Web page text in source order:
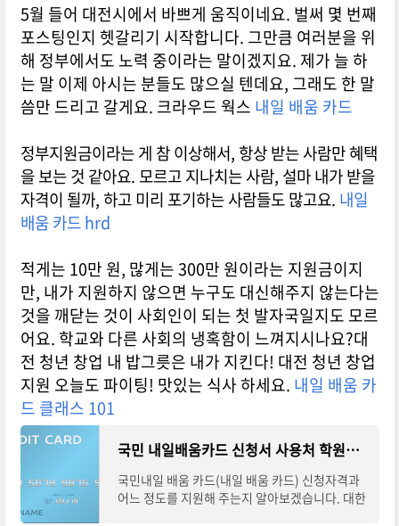
5월 들어 대전시에서 바쁘게 움직이네요. 벌써 몇 번째
포스팅인지 헷갈리기 시작합니다. 그만큼 여러분을 위
해 정부에서도 노력 중이라는 말이겠지요. 제가 늘 하
는 말 이제 아시는 분들도 많으실 텐데요, 그래도 한 말
씀만 드리고 갈게요. 크라우드 웍스 내일 배움 카드
정부지원금이라는 게 참 이상해서, 항상 받는 사람만 혜택
을 보는 것 같아요. 모르고 지나치는 사람, 설마 내가 받을
자격이 될까, 하고 미리 포기하는 사람들도 많고요. 내일
배움 카드 hrd
적게는 10만 원, 많게는 300만 원이라는 지원금이지
만, 내가 지원하지 않으면 누구도 대신해주지 않는다는
것을 깨닫는 것이 사회인이 되는 첫 발자국일지도 모르
어요. 학교와 다른 사회의 냉혹함이 느껴지시나요?대
전 청년 창업 내 밥그릇은 내가 지킨다! 대전 청년 창업
지원 오늘도 파이팅! 맛있는 식사 하세요. 내일 배움 카
드 클래스 101
국민 내일배움카드 신청서 사용처 학원종류
국민내일 배움 카드(내일 배움 카드) 신청자격과
어느 정도를 지원해 주는지 알아보겠습니다. 대한